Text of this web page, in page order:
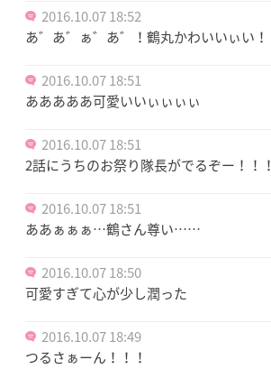
2016.10.07 18:52
あ゛あ゛ぁ゛あ゛！鶴丸かわいいぃい！
2016.10.07 18:51
あああああ可愛いいぃぃぃぃ
2016.10.07 18:51
2話にうちのお祭り隊長がでるぞー！！！
2016.10.07 18:51
ああぁぁぁ…鶴さん尊い……
2016.10.07 18:50
可愛すぎて心が少し潤った
2016.10.07 18:49
つるさぁーん！！！